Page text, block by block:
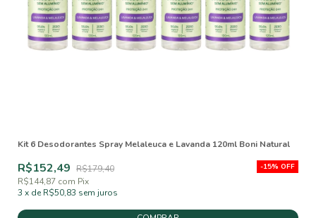
Kit 6 Desodorantes Spray Melaleuca e Lavanda 120ml Boni Natural
-15% OFF
R$152,49 R$179,40
R$144,87 com Pix
3 x de R$50,83 sem juros